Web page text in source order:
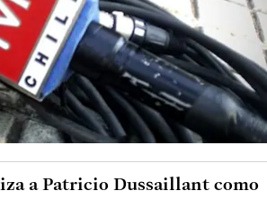
a Patricio Dussaillant como